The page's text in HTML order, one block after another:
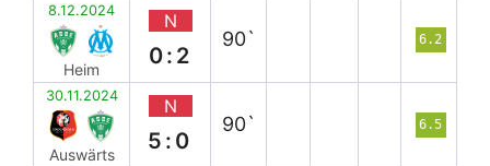
8.12.2024
Heim
N
0:2
90` 6.2
30.11.2024
Auswärts
N
5:0
90` 6.5